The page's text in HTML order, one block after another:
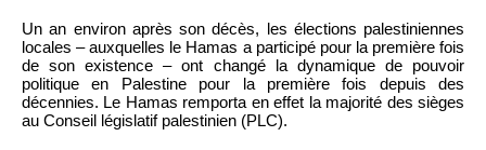
Un an environ après son décès, les élections palestiniennes
locales – auxquelles le Hamas a participé pour la première fois
de son existence – ont changé la dynamique de pouvoir
politique en Palestine pour la première fois depuis des
décennies. Le Hamas remporta en effet la majorité des sièges
au Conseil législatif palestinien (PLC).